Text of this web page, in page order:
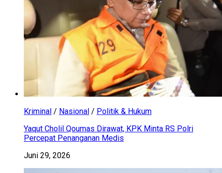
Kriminal / Nasional / Politik & Hukum
Yaqut Cholil Qoumas Dirawat, KPK Minta RS Polri
Percepat Penanganan Medis
Juni 29, 2026